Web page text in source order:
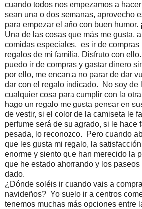
cuando todos nos empezamos a
sean una o dos semanas, aprovecho
para empezar el año con buen humor.
Una de las cosas que más me gusta,
comidas especiales, es ir de compras
regalos de mi familia. Disfruto con
puedo ir de compras y gastar dinero
por ello, me encanta no parar de dar
dar con el regalo indicado. No soy de
cualquier cosa para cumplir con la
hago un regalo me gusta pensar en
de vestir, si el color de la camiseta le
perfume será de su agrado, si le
pesada, lo reconozco. Pero cuando
que les gusta mi regalo, la
enorme y siento que han merecido la
que he estado ahorrando y los
dado.
¿Dónde soléis ir cuando vais a
navideños? Yo suelo ir a centros
tenemos muchas más opciones entre